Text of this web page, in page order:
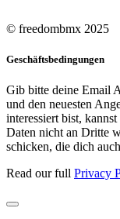
© freedombmx 2025
Geschäftsbedingungen
Gib bitte deine Email
und den neuesten
interessiert bist,
Daten nicht an Dritte
schicken, die dich
Read our full Privacy